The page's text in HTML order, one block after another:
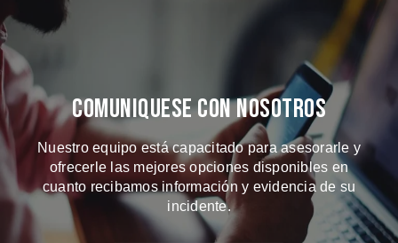
Comuniquese Con Nosotros
Nuestro equipo está capacitado para asesorarle y
ofrecerle las mejores opciones disponibles en
cuanto recibamos información y evidencia de su
incidente.